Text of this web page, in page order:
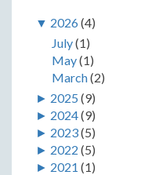
▼ 2026(4)
July(1)
May(1)
March(2)
► 2025 (9)
► 2024(9)
► 2023(5)
► 2022 (5)
► 2021 (1)